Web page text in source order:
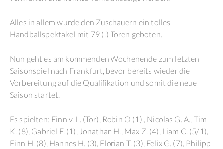
Alles in allem wurde den Zuschauern ein tolles
Handballspektakel mit 79 (!) Toren geboten.
Nun geht es am kommenden Wochenende zum letzten
Saisonspiel nach Frankfurt, bevor bereits wieder die
Vorbereitung auf die Qualifikation und somit die neue
Saison startet.
Es spielten: Finn v. L. (Tor), Robin O (1)., Nicolas G. A., Tim
K. (8), Gabriel F. (1), Jonathan H., Max Z. (4), Liam C. (5/1),
Finn H. (8), Hannes H. (3), Florian T. (3), Felix G. (7), Philipp